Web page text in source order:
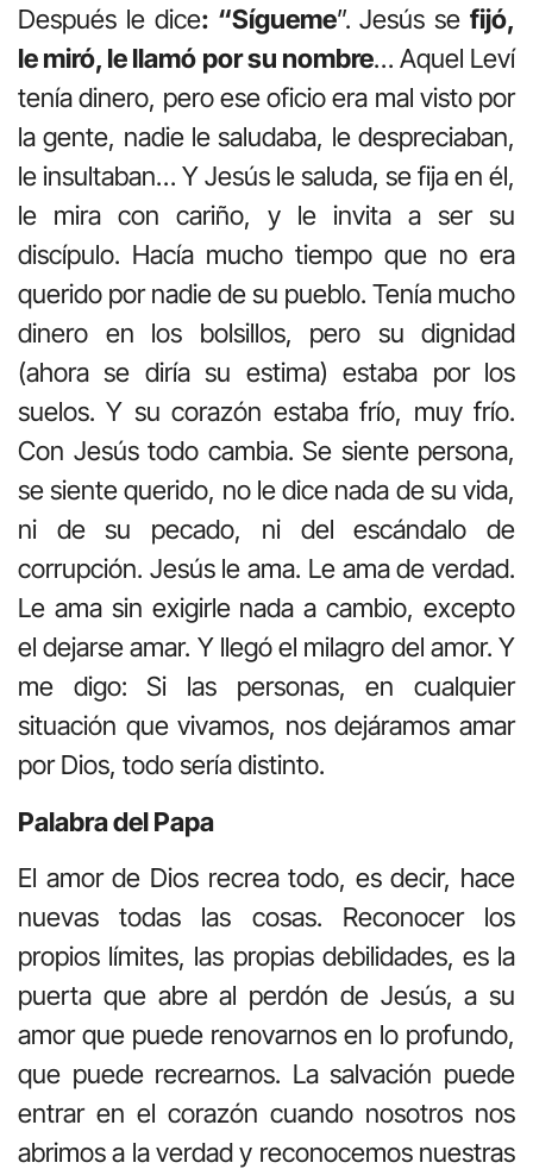
Después le dice: “Sígueme”. Jesús sefijó,
le miró, le llamó por su nombre… Aquel Leví
tenía dinero, pero ese oficio era mal visto por
la gente, nadie le saludaba, le despreciaban,
le insultaban… Y Jesús le saluda, se fija en él,
le mira con cariño, y le invita a ser su
discípulo. Hacía mucho tiempo que no era
querido por nadie de su pueblo. Tenía mucho
dinero en los bolsillos, pero su dignidad
(ahora se diría su estima) estaba por los
suelos. Y su corazón estaba frío, muy frío.
Con Jesús todo cambia. Se siente persona,
se siente querido, no le dice nada de su vida,
ni de su pecado, ni del escándalo de
corrupción. Jesús le ama. Le ama de verdad.
Le ama sin exigirle nada a cambio, excepto
el dejarse amar. Y llegó el milagro del amor. Y
me digo: Si las personas, en cualquier
situación que vivamos, nos dejáramos amar
por Dios, todo sería distinto.
Palabra del Papa
El amor de Dios recrea todo, es decir, hace
nuevas todas las cosas. Reconocer los
propios límites, las propias debilidades, es la
puerta que abre al perdón de Jesús, a su
amor que puede renovarnos en lo profundo,
que puede recrearnos. La salvación puede
entrar en el corazón cuando nosotros nos
abrimos a la verdad y reconocemos nuestras